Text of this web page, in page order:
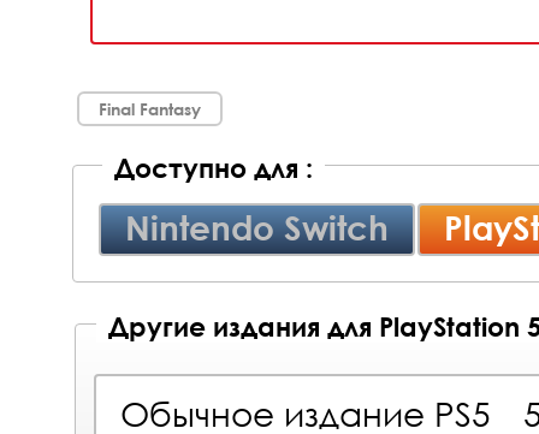
Final Fantasy
Доступно для :
Nintendo Switch
Другие издания для PlayStation
Обычное издание PS5